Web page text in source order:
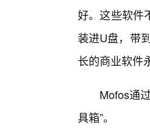
好。这些软件
装进U盘，带
长的商业软件
Mofos通
具箱”。